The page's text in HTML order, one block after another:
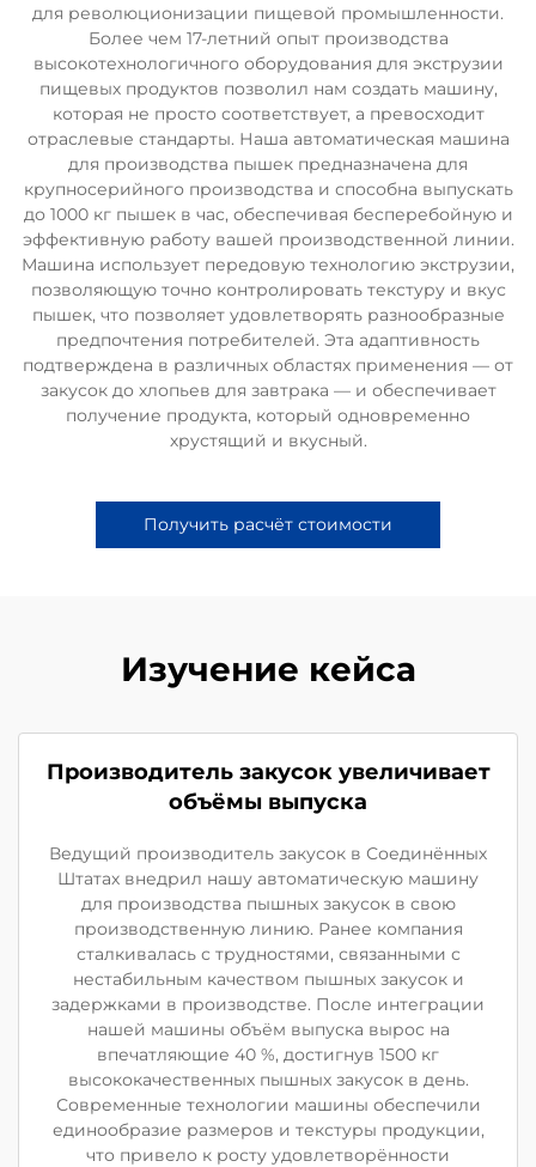
для революционизации пищевой промышленности.
Более чем 17-летний опыт производства
высокотехнологичного оборудования для экструзии
пищевых продуктов позволил нам создать машину,
которая не просто соответствует, а превосходит
отраслевые стандарты. Наша автоматическая машина
для производства пышек предназначена для
крупносерийного производства и способна выпускать
до 1000 кг пышек в час, обеспечивая бесперебойную и
эффективную работу вашей производственной линии.
Машина использует передовую технологию экструзии,
позволяющую точно контролировать текстуру и вкус
пышек, что позволяет удовлетворять разнообразные
предпочтения потребителей. Эта адаптивность
подтверждена в различных областях применения — от
закусок до хлопьев для завтрака — и обеспечивает
получение продукта, который одновременно
хрустящий и вкусный.
Получить расчёт стоимости
Изучение кейса
Производитель закусок увеличивает
объёмы выпуска
Ведущий производитель закусок в Соединённых
Штатах внедрил нашу автоматическую машину
для производства пышных закусок в свою
производственную линию. Ранее компания
сталкивалась с трудностями, связанными с
нестабильным качеством пышных закусок и
задержками в производстве. После интеграции
нашей машины объём выпуска вырос на
впечатляющие 40 %, достигнув 1500 кг
высококачественных пышных закусок в день.
Современные технологии машины обеспечили
единообразие размеров и текстуры продукции,
что привело к росту удовлетворённости